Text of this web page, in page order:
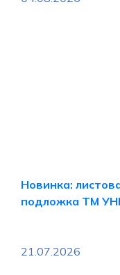
Новинка:
подложка ТМ
21.07.2026